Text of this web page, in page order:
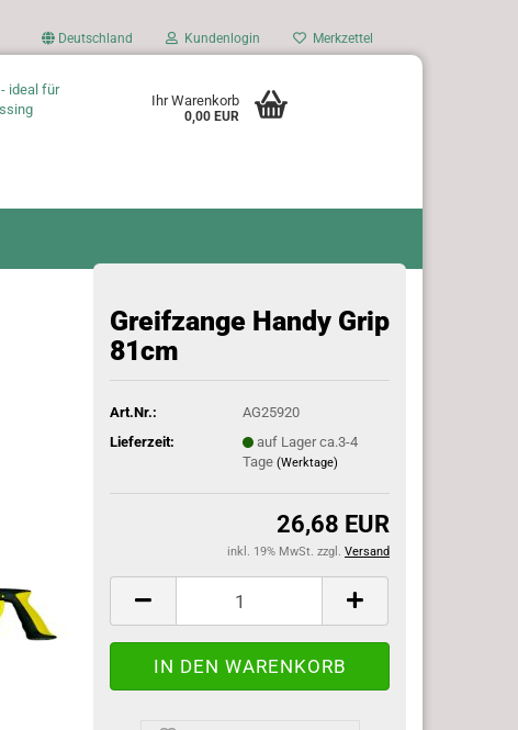
Deutschland Kundenlogin Merkzettel
ideal für
Ihr Warenkorb
0,00 EUR
Greifzange Handy Grip
81cm
Art.Nr.:
AG25920
Lieferzeit:
auf Lager ca.3-4
Tage(Werktage)
26,68 EUR
inkl. 19% MwSt. zzgl. Versand